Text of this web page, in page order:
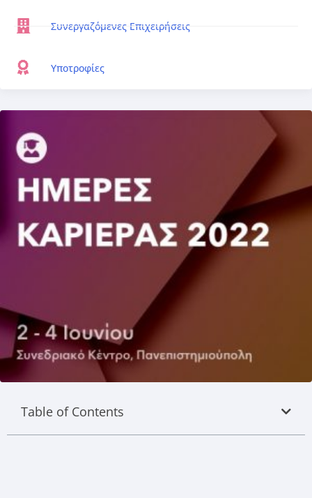
Συνεργαζόμενες Επιχειρήσεις
Υποτροφίες
Table of Contents